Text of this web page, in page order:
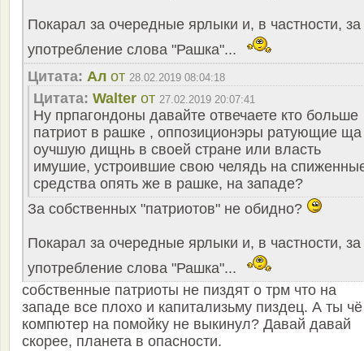
Покарал за очередные ярлыки и, в частности, за
употребление слова "Рашка"...
Цитата: Ал от 28.02.2019 08:04:18
Цитата: Walter от 27.02.2019 20:07:41
Ну прпагондоны давайте отвечаете кто больше
патриот в рашке , оппозиционэры ратующие ща
оучшую дищнь в своей стране или власть
имушие, устроившие свою челядь на
средства опять же в рашке, на западе?
За собственных "патриотов" не обидно?
Покарал за очередные ярлыки и, в частности, за
употребление слова "Рашка"...
собственные патриоты не пиздят о трм что на
западе все плохо и капитализьму пиздец. А ты чё
компютер на помойку не выкинул? Давай давай
скорее, планета в опасности.